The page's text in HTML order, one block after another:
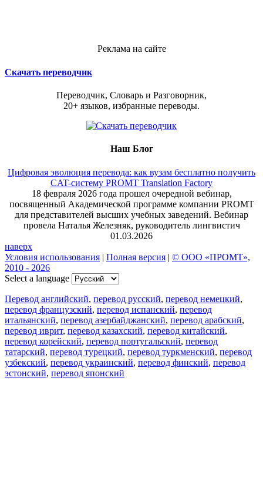
Реклама на сайте
Скачать переводчик
Переводчик, Словарь и Разговорник,
20+ языков, избранные переводы.
Наш Блог
Цифровая эволюция перевода: как вузам бесплатно получить
CAT-систему PROMT Translation Factory
18 февраля 2026 года прошел очередной вебинар,
посвященный Академической программе компании PROMT
для представителей высших учебных заведений. Вебинар
провела Наталья Железняк, руководитель лингвистич
01.03.2026
наверх
Условия использования | Полная версия | © ООО «ПРОМТ»,
2010 - 2026
Select a language
Перевод английский, перевод русский, перевод немецкий,
перевод французский, перевод испанский, перевод
итальянский, перевод азербайджанский, перевод арабский,
перевод иврит, перевод казахский, перевод китайский,
перевод корейский, перевод португальский, перевод
татарский, перевод турецкий, перевод туркменский, перевод
узбекский, перевод украинский, перевод финский, перевод
эстонский, перевод японский